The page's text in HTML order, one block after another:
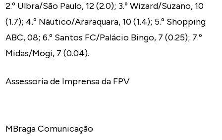
2.º Ulbra/São Paulo, 12 (2.0); 3.º Wizard/Suzano, 10
(1.7); 4.º Náutico/Araraquara, 10 (1.4); 5.º Shopping
ABC, 08; 6.º Santos FC/Palácio Bingo, 7 (0.25); 7.º
Midas/Mogi, 7 (0.04).
Assessoria de Imprensa da FPV
MBraga Comunicação